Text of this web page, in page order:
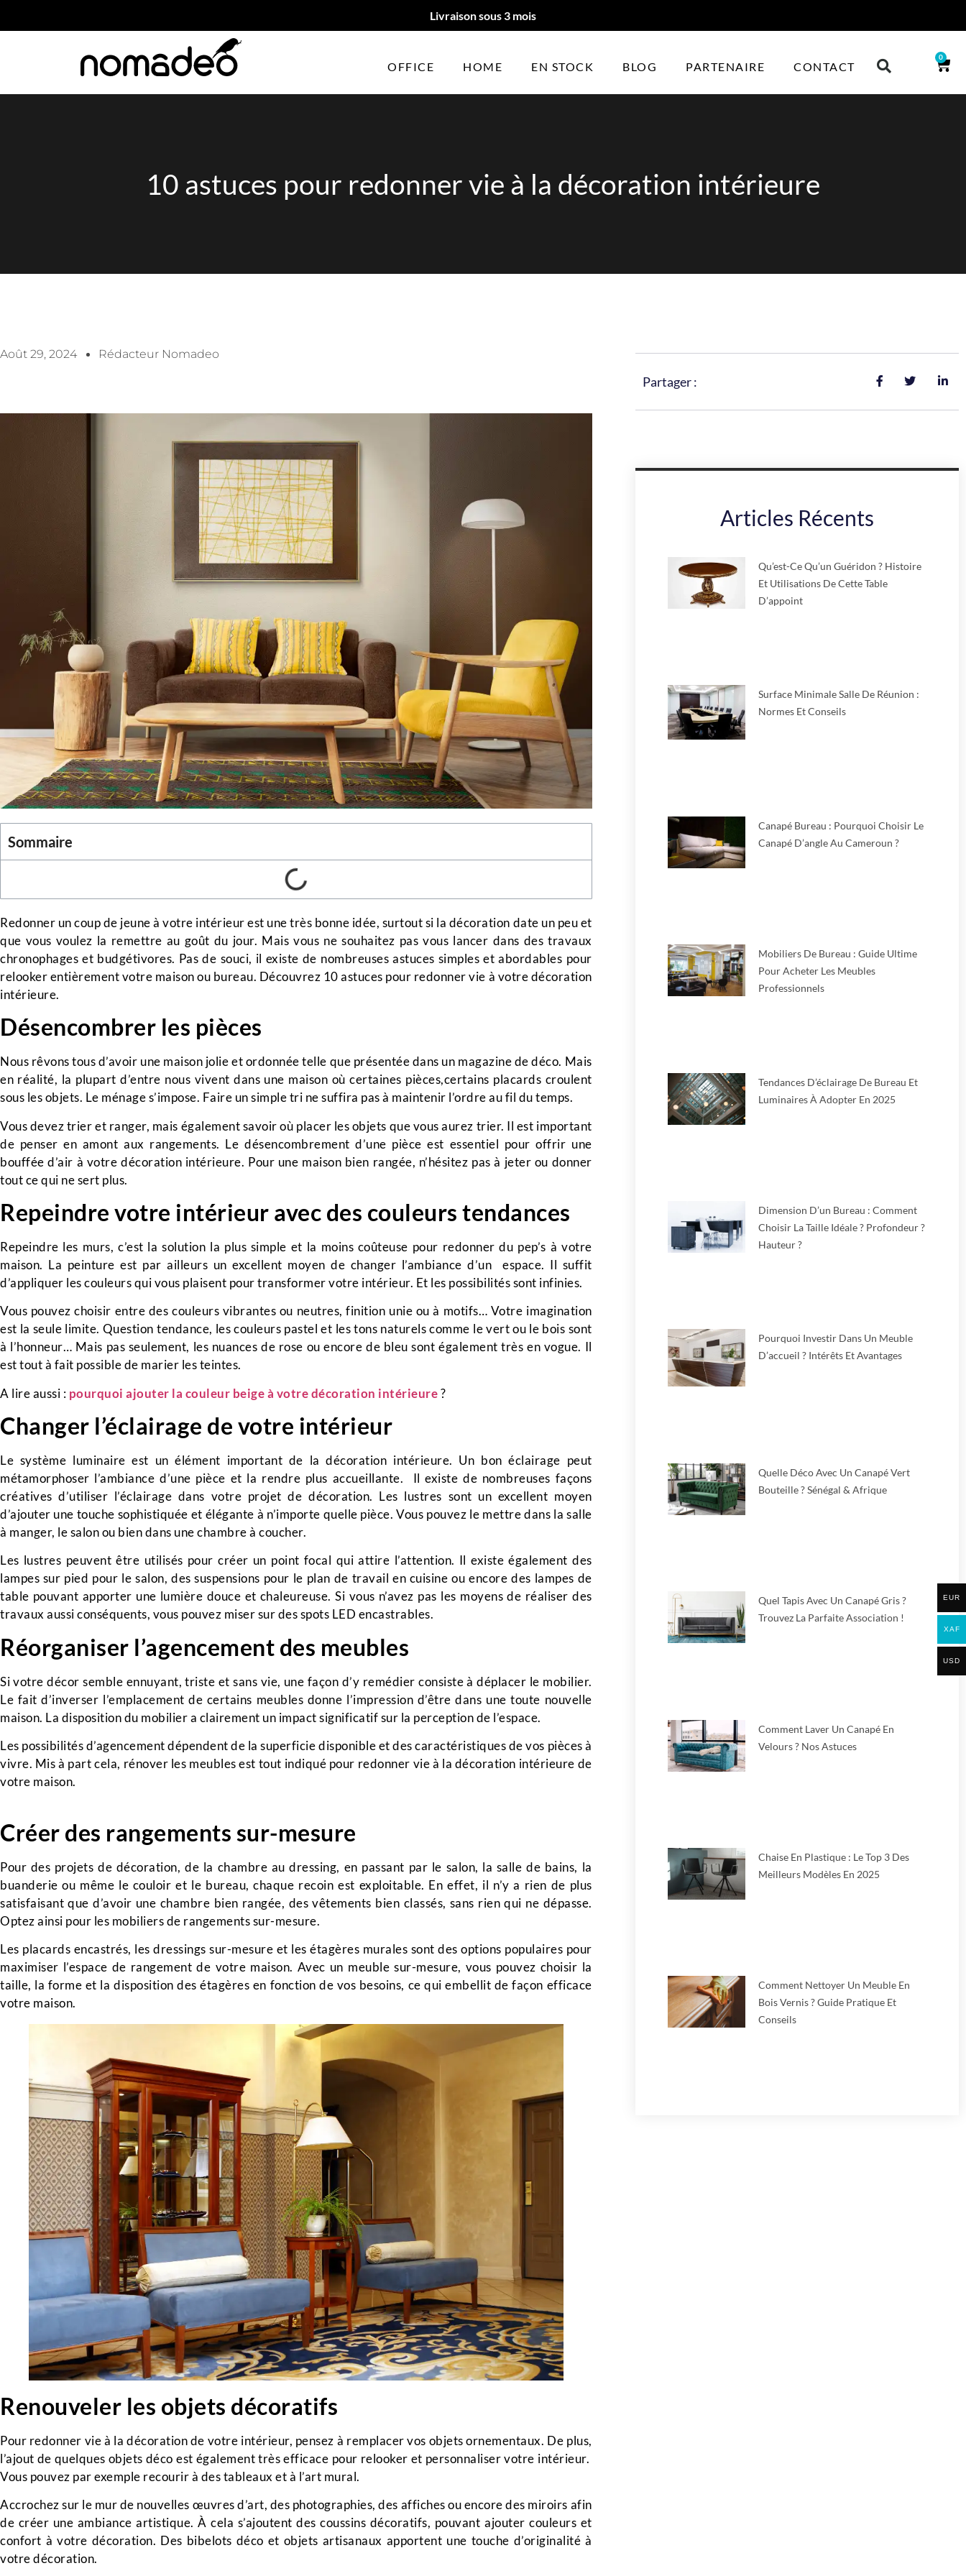
Livraison sous 3 mois
OFFICE HOME EN STOCK BLOG PARTENAIRE CONTACT
0
10 astuces pour redonner vie à la décoration intérieure
Août 29, 2024 Rédacteur Nomadeo
Sommaire
Redonner un coup de jeune à votre intérieur est une très bonne idée, surtout si la décoration date un peu et
que vous voulez la remettre au goût du jour. Mais vous ne souhaitez pas vous lancer dans des travaux
chronophages et budgétivores. Pas de souci, il existe de nombreuses astuces simples et abordables pour
relooker entièrement votre maison ou bureau. Découvrez 10 astuces pour redonner vie à votre décoration
intérieure.
Désencombrer les pièces
Nous rêvons tous d’avoir une maison jolie et ordonnée telle que présentée dans un magazine de déco. Mais
en réalité, la plupart d’entre nous vivent dans une maison où certaines pièces,certains placards croulent
sous les objets. Le ménage s’impose. Faire un simple tri ne suffira pas à maintenir l’ordre au fil du temps.
Vous devez trier et ranger, mais également savoir où placer les objets que vous aurez trier. Il est important
de penser en amont aux rangements. Le désencombrement d’une pièce est essentiel pour offrir une
bouffée d’air à votre décoration intérieure. Pour une maison bien rangée, n’hésitez pas à jeter ou donner
tout ce qui ne sert plus.
Repeindre votre intérieur avec des couleurs tendances
Repeindre les murs, c’est la solution la plus simple et la moins coûteuse pour redonner du pep’s à votre
maison. La peinture est par ailleurs un excellent moyen de changer l’ambiance d’un espace. Il suffit
d’appliquer les couleurs qui vous plaisent pour transformer votre intérieur. Et les possibilités sont infinies.
Vous pouvez choisir entre des couleurs vibrantes ou neutres, finition unie ou à motifs… Votre imagination
est la seule limite. Question tendance, les couleurs pastel et les tons naturels comme le vert ou le bois sont
à l’honneur… Mais pas seulement, les nuances de rose ou encore de bleu sont également très en vogue. Il
est tout à fait possible de marier les teintes.
A lire aussi : pourquoi ajouter la couleur beige à votre décoration intérieure?
Changer l’éclairage de votre intérieur
Le système luminaire est un élément important de la décoration intérieure. Un bon éclairage peut
métamorphoser l’ambiance d’une pièce et la rendre plus accueillante. Il existe de nombreuses façons
créatives d’utiliser l’éclairage dans votre projet de décoration. Les lustres sont un excellent moyen
d’ajouter une touche sophistiquée et élégante à n’importe quelle pièce. Vous pouvez le mettre dans la salle
à manger, le salon ou bien dans une chambre à coucher.
Les lustres peuvent être utilisés pour créer un point focal qui attire l’attention. Il existe également des
lampes sur pied pour le salon, des suspensions pour le plan de travail en cuisine ou encore des lampes de
table pouvant apporter une lumière douce et chaleureuse. Si vous n’avez pas les moyens de réaliser des
travaux aussi conséquents, vous pouvez miser sur des spots LED encastrables.
Réorganiser l’agencement des meubles
Si votre décor semble ennuyant, triste et sans vie, une façon d’y remédier consiste à déplacer le mobilier.
Le fait d’inverser l’emplacement de certains meubles donne l’impression d’être dans une toute nouvelle
maison. La disposition du mobilier a clairement un impact significatif sur la perception de l’espace.
Les possibilités d’agencement dépendent de la superficie disponible et des caractéristiques de vos pièces à
vivre. Mis à part cela, rénover les meubles est tout indiqué pour redonner vie à la décoration intérieure de
votre maison.
Créer des rangements sur-mesure
Pour des projets de décoration, de la chambre au dressing, en passant par le salon, la salle de bains, la
buanderie ou même le couloir et le bureau, chaque recoin est exploitable. En effet, il n’y a rien de plus
satisfaisant que d’avoir une chambre bien rangée, des vêtements bien classés, sans rien qui ne dépasse.
Optez ainsi pour les mobiliers de rangements sur-mesure.
Les placards encastrés, les dressings sur-mesure et les étagères murales sont des options populaires pour
maximiser l’espace de rangement de votre maison. Avec un meuble sur-mesure, vous pouvez choisir la
taille, la forme et la disposition des étagères en fonction de vos besoins, ce qui embellit de façon efficace
votre maison.
Renouveler les objets décoratifs
Pour redonner vie à la décoration de votre intérieur, pensez à remplacer vos objets ornementaux. De plus,
l’ajout de quelques objets déco est également très efficace pour relooker et personnaliser votre intérieur.
Vous pouvez par exemple recourir à des tableaux et à l’art mural.
Accrochez sur le mur de nouvelles œuvres d’art, des photographies, des affiches ou encore des miroirs afin
de créer une ambiance artistique. À cela s’ajoutent des coussins décoratifs, pouvant ajouter couleurs et
confort à votre décoration. Des bibelots déco et objets artisanaux apportent une touche d’originalité à
votre décoration.
Partager :
Articles Récents
Qu’est-Ce Qu’un Guéridon ? Histoire
Et Utilisations De Cette Table
D’appoint
Surface Minimale Salle De Réunion :
Normes Et Conseils
Canapé Bureau : Pourquoi Choisir Le
Canapé D’angle Au Cameroun ?
Mobiliers De Bureau : Guide Ultime
Pour Acheter Les Meubles
Professionnels
Tendances D’éclairage De Bureau Et
Luminaires À Adopter En 2025
Dimension D’un Bureau : Comment
Choisir La Taille Idéale ? Profondeur ?
Hauteur ?
Pourquoi Investir Dans Un Meuble
D’accueil ? Intérêts Et Avantages
Quelle Déco Avec Un Canapé Vert
Bouteille ? Sénégal & Afrique
Quel Tapis Avec Un Canapé Gris ?
Trouvez La Parfaite Association !
Comment Laver Un Canapé En
Velours ? Nos Astuces
Chaise En Plastique : Le Top 3 Des
Meilleurs Modèles En 2025
Comment Nettoyer Un Meuble En
Bois Vernis ? Guide Pratique Et
Conseils
EUR
XAF
USD